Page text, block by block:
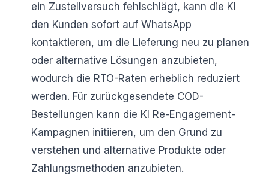
ein Zustellversuch fehlschlägt, kann die KI
den Kunden sofort auf WhatsApp
kontaktieren, um die Lieferung neu zu planen
oder alternative Lösungen anzubieten,
wodurch die RTO-Raten erheblich reduziert
werden. Für zurückgesendete COD-
Bestellungen kann die KI Re-Engagement-
Kampagnen initiieren, um den Grund zu
verstehen und alternative Produkte oder
Zahlungsmethoden anzubieten.